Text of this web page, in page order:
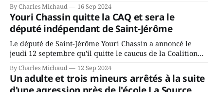
depuis longtemps? Sera-t-il candidat indépendant dans 2
ans? Joindrait-il un autre parti, par exemple les
conservateurs d’Éric Duhaime? Que lui
By Charles Michaud 16 Sep 2024
Youri Chassin quitte la CAQ et sera le
député indépendant de Saint-Jérôme
Le député de Saint-Jérôme Youri Chassin a annoncé le
jeudi 12 septembre qu'il quitte le caucus de la Coalition
gouvernement de la CAQ, surtout de son incapacité, qu'il
juge chronique, à offrir des
By Charles Michaud 12 Sep 2024
Un adulte et trois mineurs arrêtés à la suite